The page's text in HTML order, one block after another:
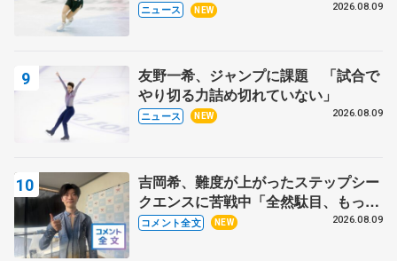
ニュース NEW 2026.08.09
友野一希、ジャンプに課題 「試合で
やり切る力詰め切れていない」
ニュース NEW 2026.08.09
吉岡希、難度が上がったステップシー
クエンスに苦戦中「全然駄目、もっと
いいエッジで踏めるようにしたいな」
コメント全文 NEW 2026.08.09